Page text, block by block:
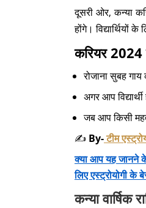
दूसरी ओर, कन्या
होंगे।
करियर 2024
रोजाना सुबह
अगर आप
जब आप किसी
✍️ By-टीम
क्या आप यह जानने के
लिए एस्ट्रोयोगी
कन्या